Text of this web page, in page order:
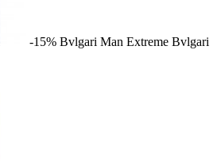
-15% Bvlgari Man Extreme Bvlgari